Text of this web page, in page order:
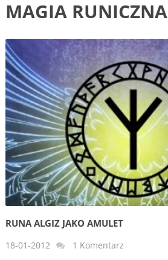
MAGIA RUNICZNA
RUNA ALGIZ JAKO AMULET
18-01-2012 1 Komentarz